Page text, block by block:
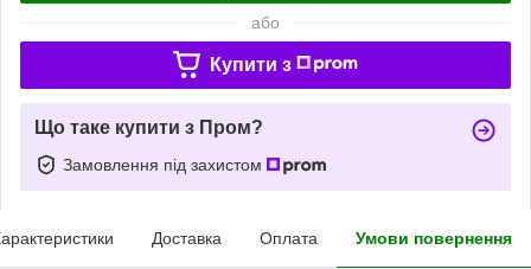
або
Купити з
Що таке купити з Пром?
Замовлення під захистом
Доставка Оплата Умови повернення